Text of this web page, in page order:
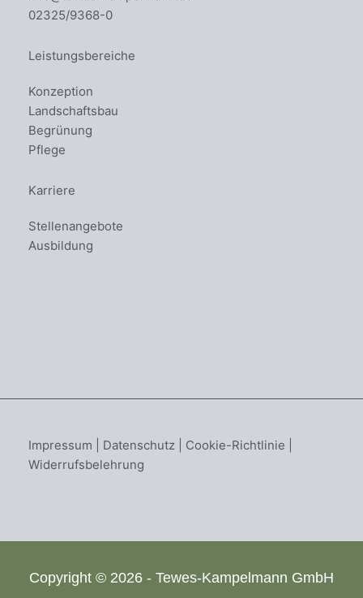
02325/9368-0
Leistungsbereiche
Konzeption
Landschaftsbau
Begrünung
Pflege
Karriere
Stellenangebote
Ausbildung
Impressum Datenschutz Cookie-Richtlinie
Widerrufsbelehrung
Copyright © 2026 - Tewes-Kampelmann GmbH